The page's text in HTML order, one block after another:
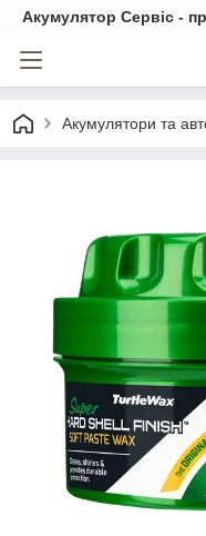
Акумулятор Сервіс -
Акумулятори та